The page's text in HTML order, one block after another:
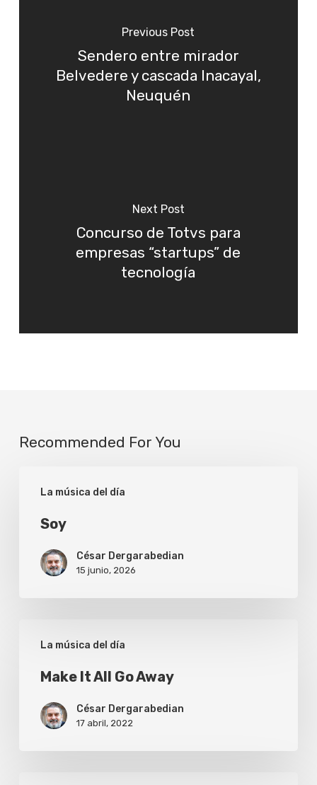
Previous Post
Sendero entre mirador
Belvedere y cascada Inacayal,
Neuquén
Next Post
Concurso de Totvs para
empresas “startups” de
tecnología
Recommended For You
La música del día
Soy
César Dergarabedian
15 junio, 2026
La música del día
Away
Make It All Go Away
César Dergarabedian
17 abril, 2022